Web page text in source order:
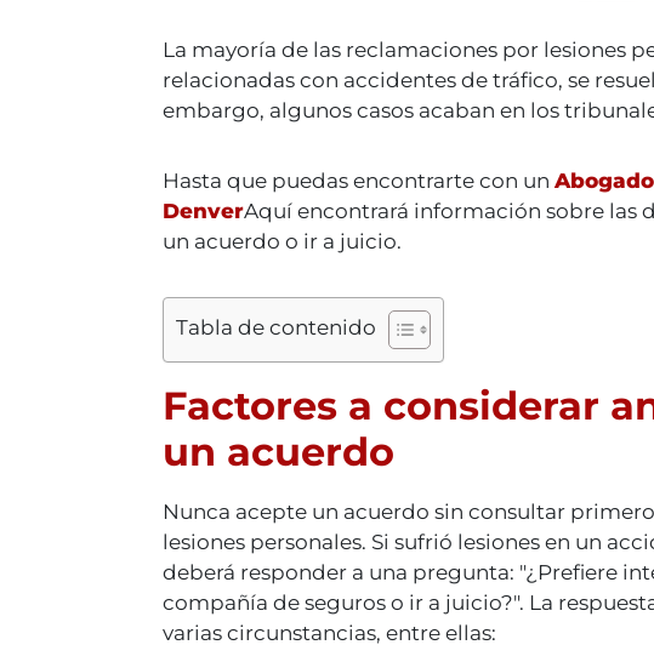
La mayoría de las reclamaciones por lesiones
relacionadas con accidentes de tráfico, se
embargo, algunos casos acaban en los
Hasta que puedas encontrarte con un
DenverAquí encontrará información sobre las
un acuerdo o ir a juicio.
Tabla de contenido
Factores a considerar
un acuerdo
Nunca acepte un acuerdo sin consultar
lesiones personales. Si sufrió lesiones en un
deberá responder a una pregunta: "¿Prefiere
compañía de seguros o ir a juicio?". La
varias circunstancias, entre ellas: